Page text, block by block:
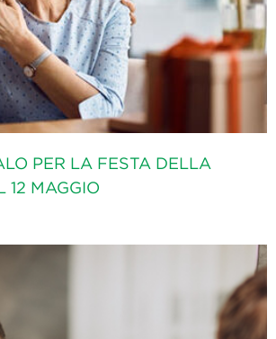
PER LA FESTA DELLA
12 MAGGIO